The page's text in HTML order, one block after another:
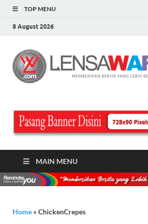
TOP MENU
8 August 2026
MAIN MENU
Home » ChickenCrepes